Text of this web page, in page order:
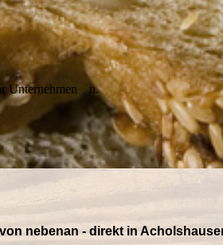
Unternehmen n.
nebenan - direkt in